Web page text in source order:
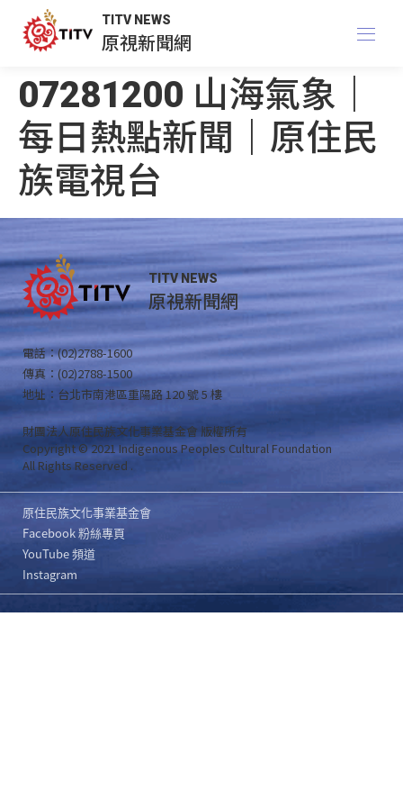
TITV NEWS
原視新聞網
07281200 山海氣象｜
每日熱點新聞｜原住民
族電視台
TITV NEWS
原視新聞網
電話：(02)2788-1600
傳真：(02)2788-1500
地址：台北市南港區重陽路 120 號 5 樓
財團法人原住民族文化事業基金會 版權所有
Copyright © 2021 Indigenous Peoples Cultural Foundation
All Rights Reserved .
原住民族文化事業基金會
Facebook 粉絲專頁
YouTube 頻道
Instagram